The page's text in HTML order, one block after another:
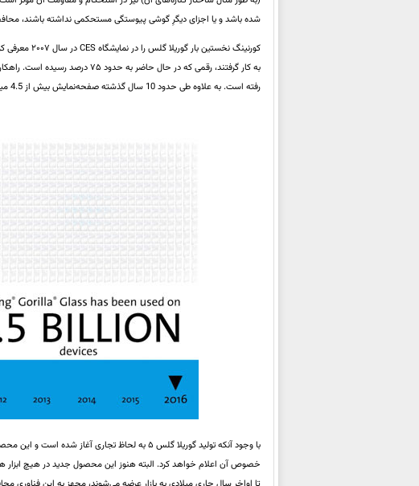
شده باشد و یا اجزای دیگرِ گوشی پیوستگی مستحکمی نداشته باشند،
رفته است. به علاوه طی حدود 10 سال گذشته صفحه‌نمایش بیش از 4.5 میلیارد دستگاه به کمک این شیشه‌های مقاوم محافظت شده است.
با وجود آنکه تولید گوریلا گلس ۵ به لحاظ
خصوص آن اعلام خواهد کرد. البته هنوز این محصول جدید در هیچ